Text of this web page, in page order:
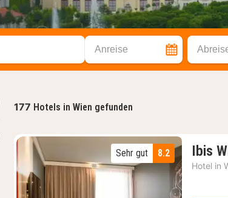
Anreise
177 Hotels in Wien gefunden
8.2
Sehr gut Ibis
Hotel in